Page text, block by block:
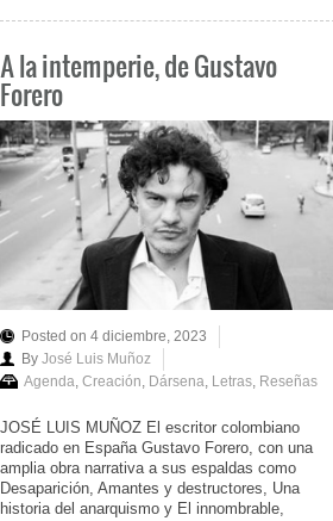
A la intemperie, de Gustavo
Forero
Posted on 4 diciembre, 2023
By José Luis Muñoz
Agenda, Creación, Dársena, Letras, Reseñas
JOSÉ LUIS MUÑOZ El escritor colombiano
radicado en España Gustavo Forero, con una
amplia obra narrativa a sus espaldas como
Desaparición, Amantes y destructores, Una
historia del anarquismo y El innombrable,